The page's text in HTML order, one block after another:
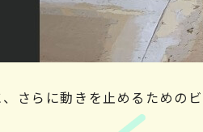
さらに動きを止めるための